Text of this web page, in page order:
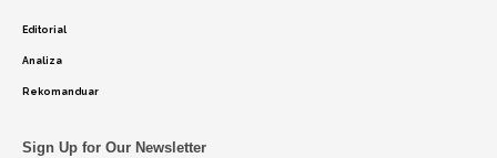
Editorial
Analiza
Rekomanduar
Sign Up for Our Newsletter